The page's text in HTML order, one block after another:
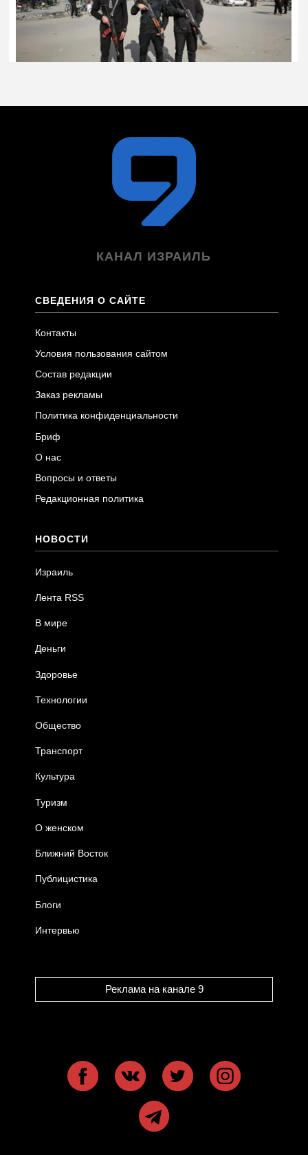
КАНАЛ ИЗРАИЛЬ
СВЕДЕНИЯ О САЙТЕ
Контакты
Условия пользования сайтом
Состав редакции
Заказ рекламы
Политика конфиденциальности
Бриф
О нас
Вопросы и ответы
Редакционная политика
НОВОСТИ
Израиль
Лента RSS
В мире
Деньги
Здоровье
Технологии
Общество
Транспорт
Культура
Туризм
О женском
Ближний Восток
Публицистика
Блоги
Интервью
Реклама на канале 9